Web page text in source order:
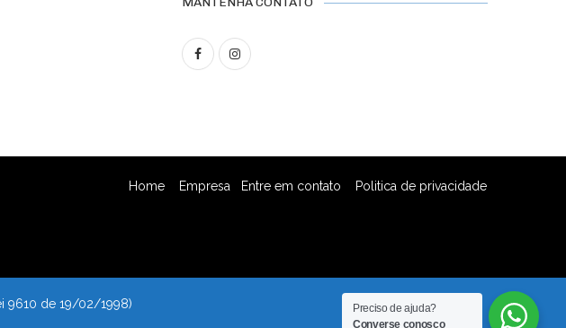
Home Empresa Entre em contato Politica de privacidade
9610 de 19/02/1998)
Preciso de ajuda?
Converse conosco